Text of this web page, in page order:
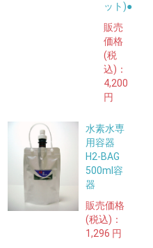
ット)●
販売
価格
(税
込)：
4,200
円
水素水専
用容器
H2-BAG
500ml容
器
販売価格
(税込)：
1,296 円